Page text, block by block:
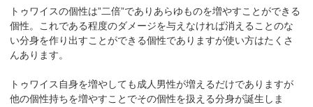
トゥワイスの個性は”二倍”でありあらゆものを増やすことができる
個性。これである程度のダメージを与えなければ消えることのな
い分身を作り出すことができる個性でありますが使い方はたくさ
んあります。
トゥワイス自身を増やしても成人男性が増えるだけでありますが
他の個性持ちを増やすことでその個性を扱える分身が誕生しま